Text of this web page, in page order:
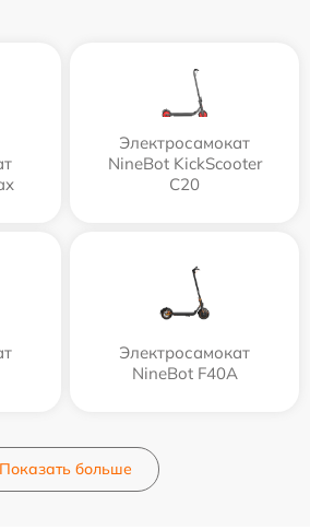
Электросамокат
NineBot KickScooter
C20
Электросамокат
NineBot F40A
Показать больше